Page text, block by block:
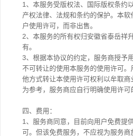
1、本服务受版权法、国际版权条约
产权法律、法规和条约的保护。本软
户使用许可，而非出售。
2、本服务的所有权归安徽省泰岳祥
有。
3、根据本协议的约定，服务商授予
不可转让的使用本服务的使用许可
他方式转让本使用许可权利以牟取
为参考，服务商应自行明确使用许可
四、费用：
1、服务商同意，目前向用户免费提
可。但该免费服务，不应视为服务商